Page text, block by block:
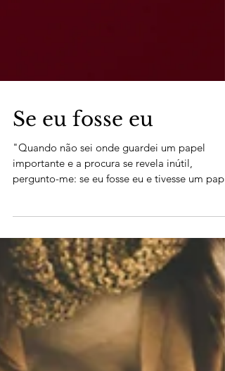
Se eu fosse eu
"Quando não sei onde guardei um papel
pergunto-me: se eu fosse eu e tivesse um